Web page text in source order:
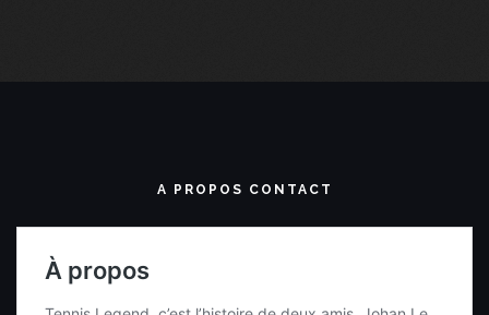
A PROPOS CONTACT